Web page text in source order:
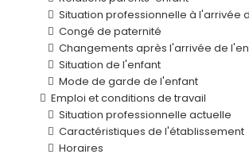
Situation professionnelle à l'arrivée
Congé de paternité
Changements après l'arrivée de
Situation de l'enfant
Mode de garde de l'enfant
Emploi et conditions de travail
Situation professionnelle actuelle
Caractéristiques de l'établissement
Horaires